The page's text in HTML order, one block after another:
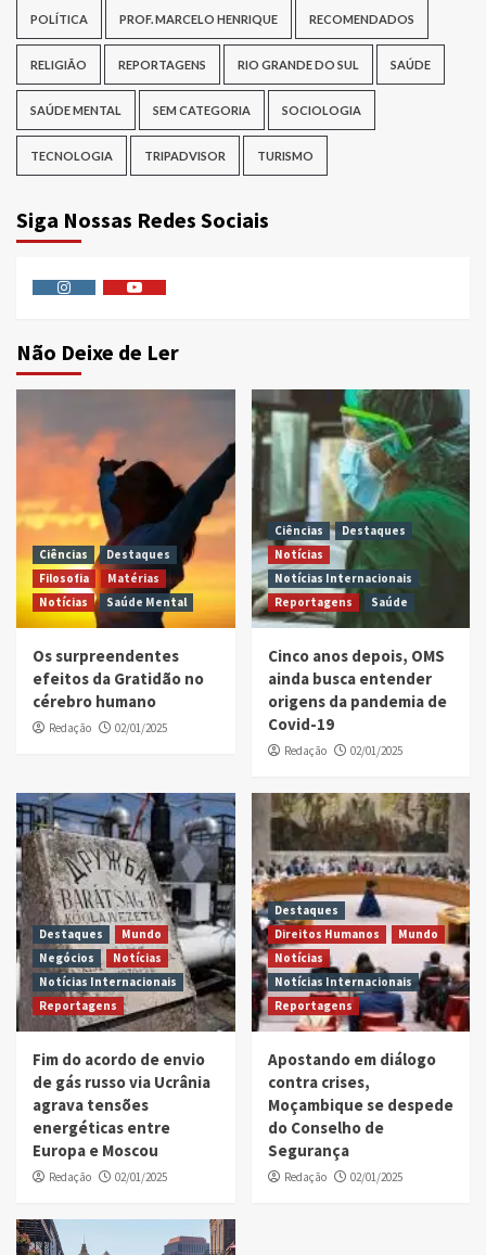
POLÍTICA PROF. MARCELO HENRIQUE RECOMENDADOS
RELIGIÃO REPORTAGENS RIO GRANDE DO SUL SAÚDE
SAÚDE MENTAL SEM CATEGORIA SOCIOLOGIA
TECNOLOGIA TRIPADVISOR TURISMO
Siga Nossas Redes Sociais
Não Deixe de Ler
Ciências
Destaques
Filosofia
Matérias
Notícias
Saúde Mental
Os surpreendentes
efeitos da Gratidão no
cérebro humano
Redação 02/01/2025
Ciências
Destaques
Notícias
Notícias Internacionais
Reportagens
Saúde
Cinco anos depois, OMS
ainda busca entender
origens da pandemia de
Covid-19
Redação 02/01/2025
Destaques
Mundo
Negócios
Notícias
Notícias Internacionais
Reportagens
Fim do acordo de envio
de gás russo via Ucrânia
agrava tensões
energéticas entre
Europa e Moscou
Redação 02/01/2025
Destaques
Direitos Humanos
Mundo
Notícias
Notícias Internacionais
Reportagens
Apostando em diálogo
contra crises,
Moçambique se despede
do Conselho de
Segurança
Redação 02/01/2025